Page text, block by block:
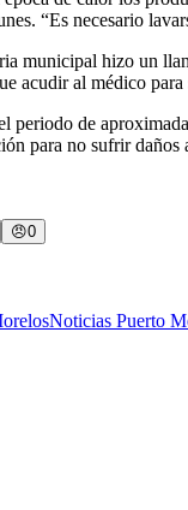
“Es necesario
municipal hizo un
acudir al médico
periodo de
para no sufrir daños
😠0
Noticias Puerto